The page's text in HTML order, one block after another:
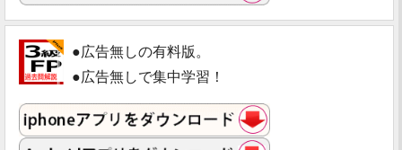
●広告無しの有料版。
●広告無しで集中学習！